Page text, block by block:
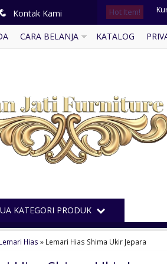
q Kontak Kami Hot Item!
CARA BELANJA KATALOG
KATEGORI PRODUK
Lemari Hias » Lemari Hias Shima Ukir Jepara